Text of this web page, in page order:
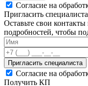
Согласие на
Пригласить
Оставьте свои
подробностей, чтобы
Пригласить специалиста
Согласие на
Получить КП